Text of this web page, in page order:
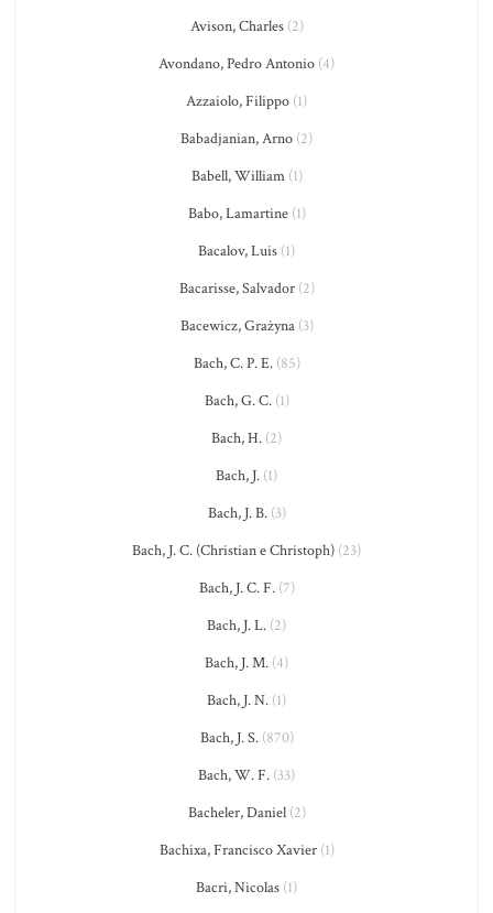
Avison, Charles(2)
Avondano, Pedro Antonio (4)
Azzaiolo, Filippo (1)
Babadjanian, Arno (2)
Babell, William(1)
Babo, Lamartine(1)
Bacalov, Luis (1)
Bacarisse, Salvador(2)
Bacewicz, Grażyna(3)
Bach, C. P. E.(85)
Bach, G. C.(1)
Bach, H. (2)
Bach, J. (1)
Bach, J. B.(3)
Bach, J. C. (Christian e Christoph) (23)
Bach, J. C. F.(7)
Bach, J. L. (2)
Bach, J. M. (4)
Bach, J. N. (1)
Bach, J. S.(870)
Bach, W. F. (33)
Bacheler, Daniel(2)
Bachixa, Francisco Xavier(1)
Bacri, Nicolas (1)